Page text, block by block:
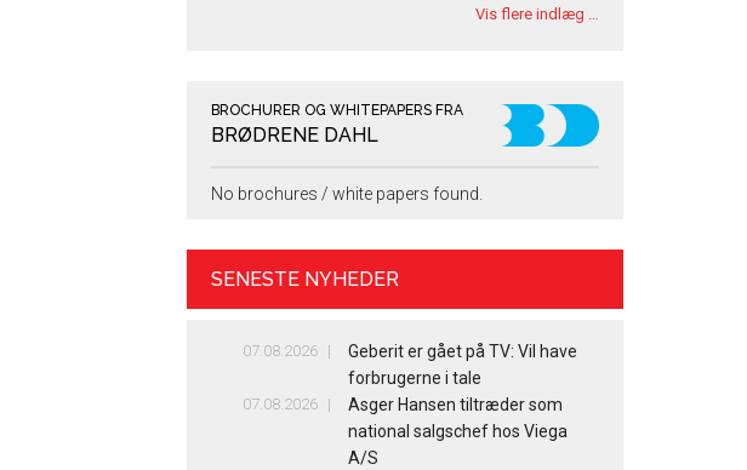
Vis flere indlæg …
BROCHURER OG WHITEPAPERS FRA
BRØDRENE DAHL
No brochures / white papers found.
SENESTE NYHEDER
07.08.2026
Geberit er gået på TV: Vil have
forbrugerne i tale
07.08.2026
Asger Hansen tiltræder som
national salgschef hos Viega
A/S